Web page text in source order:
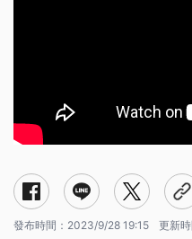
發布時間： 2023/9/28 19:15 更新時